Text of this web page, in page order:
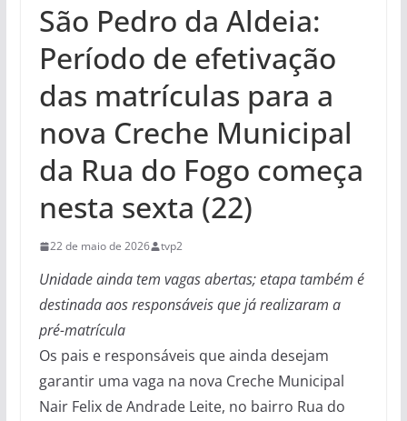
São Pedro da Aldeia:
Período de efetivação
das matrículas para a
nova Creche Municipal
da Rua do Fogo começa
nesta sexta (22)
22 de maio de 2026 tvp2
Unidade ainda tem vagas abertas; etapa também é
destinada aos responsáveis que já realizaram a
pré-matrícula
Os pais e responsáveis que ainda desejam
garantir uma vaga na nova Creche Municipal
Nair Felix de Andrade Leite, no bairro Rua do